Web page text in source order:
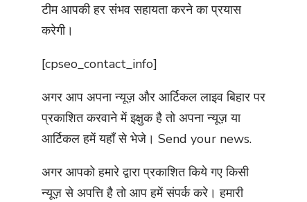
टीम आपकी हर संभव सहायता करने का प्रयास
करेगी।
[cpseo_contact_info]
अगर आप अपना न्यूज़ और आर्टिकल लाइव बिहार पर
प्रकाशित करवाने में इक्षुक है तो अपना न्यूज़ या
आर्टिकल हमें यहाँ से भेजे। Send your news.
अगर आपको हमारे द्वारा प्रकाशित किये गए किसी
न्यूज़ से अपत्ति है तो आप हमें संपर्क करे। हमारी